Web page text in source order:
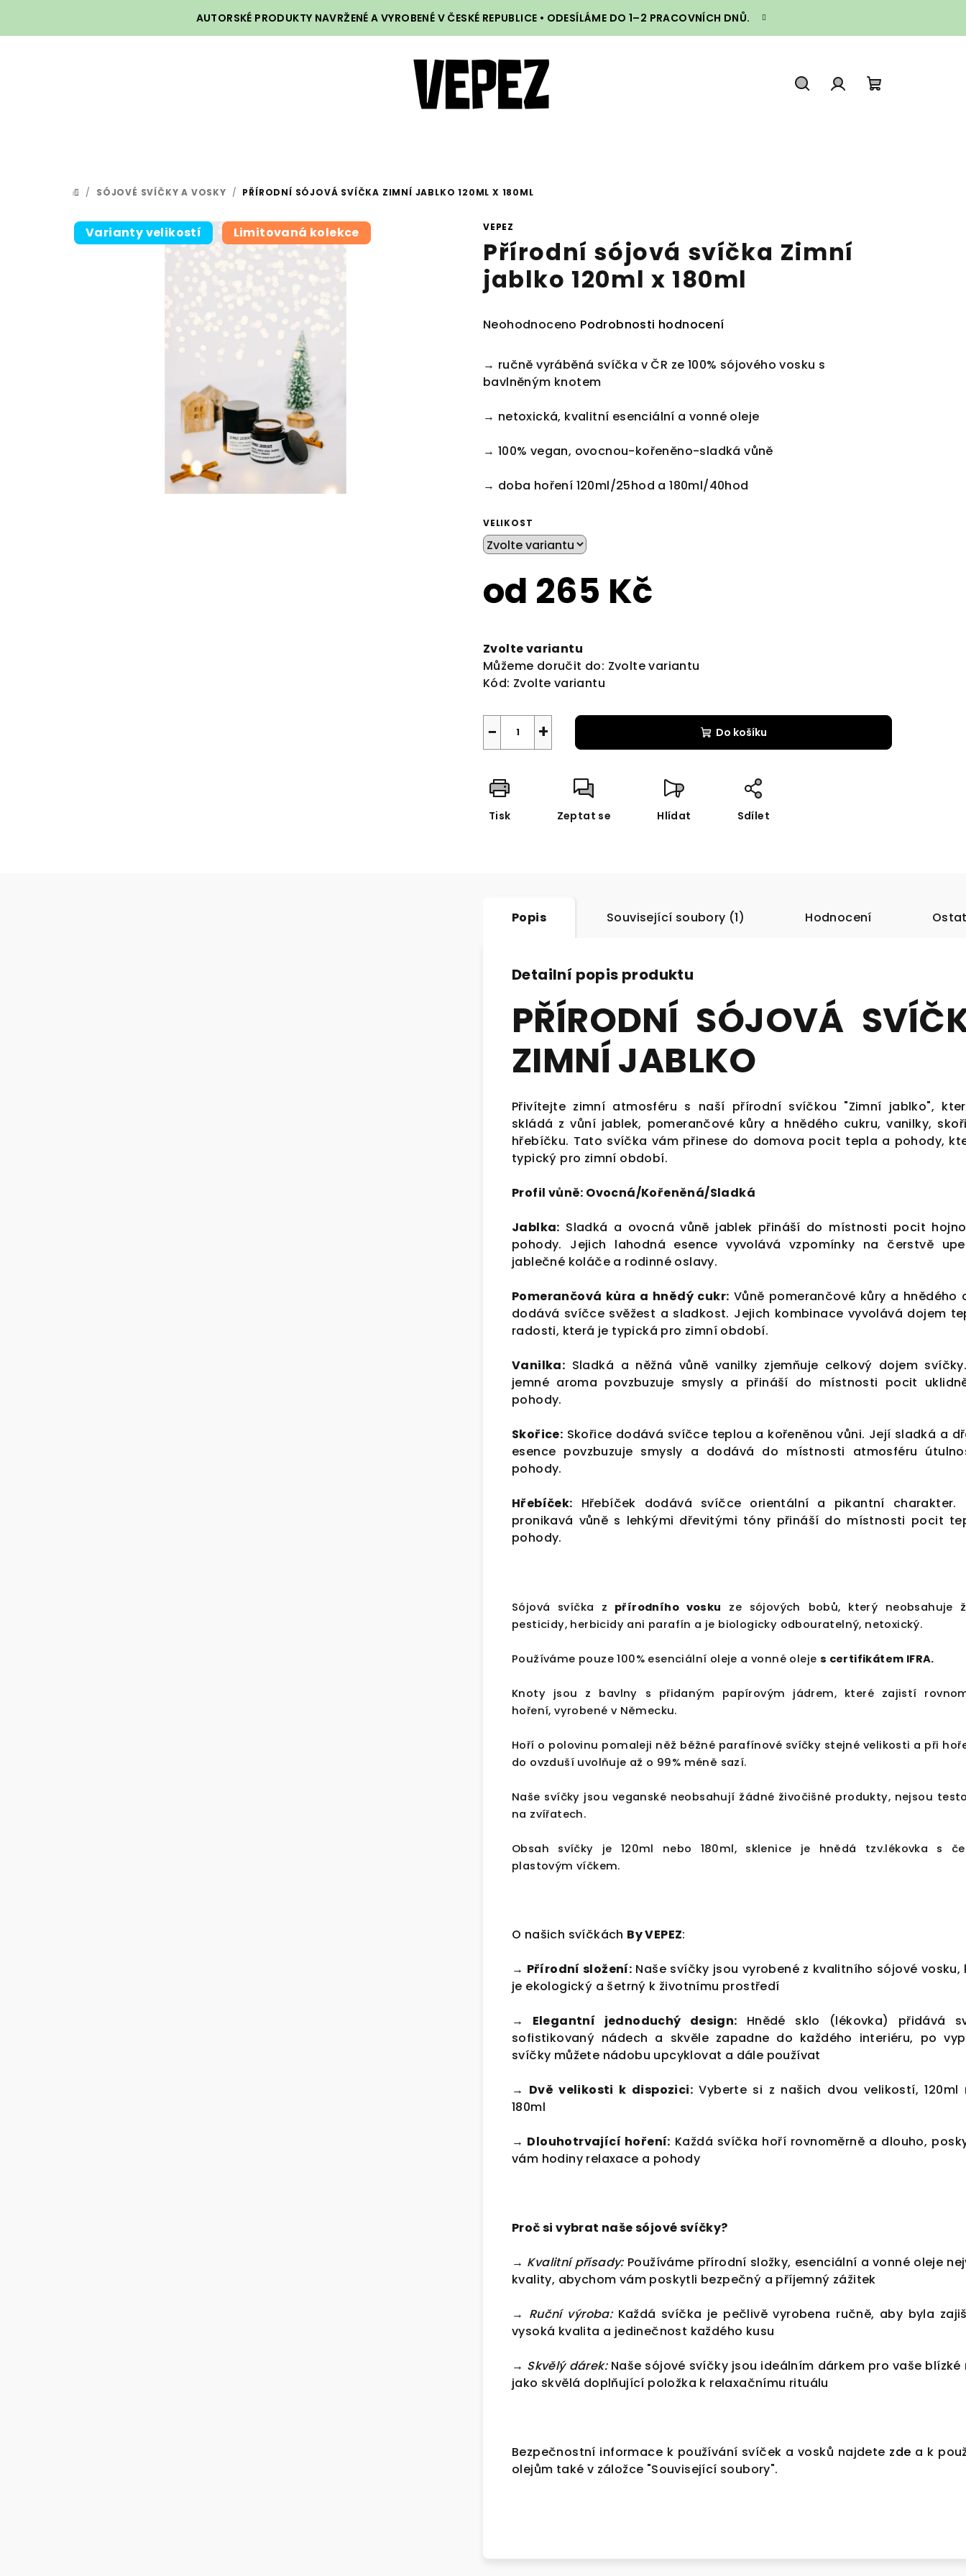
AUTORSKÉ PRODUKTY NAVRŽENÉ A VYROBENÉ V ČESKÉ REPUBLICE • ODESÍLÁME DO 1–2 PRACOVNÍCH DNŮ.
DOMŮ
/ SÓJOVÉ SVÍČKY A VOSKY / PŘÍRODNÍ SÓJOVÁ SVÍČKA ZIMNÍ JABLKO 120ML X 180ML
VEPEZ
Přírodní sójová svíčka Zimní
jablko 120ml x 180ml
Průměrné
produktu
je
hvězdiček.
Neohodnoceno Podrobnosti hodnocení
→ ručně vyráběná svíčka v ČR ze 100% sójového vosku s
bavlněným knotem
→ netoxická, kvalitní esenciální a vonné oleje
→ 100% vegan, ovocnou-kořeněno-sladká vůně
→ doba hoření 120ml/25hod a 180ml/40hod
VELIKOST
od 265 Kč
cena:
Zvolte variantu
Můžeme doručit do: Zvolte variantu
Kód: Zvolte variantu
+
− Do košíku
Tisk Zeptat se Hlídat Sdílet
Varianty velikostí Limitovaná kolekce
Popis Související soubory (1) Hodnocení
Detailní popis produktu
PŘÍRODNÍ SÓJOVÁ
ZIMNÍ JABLKO
Přivítejte zimní atmosféru s naší přírodní svíčkou "Zimní jablko",
skládá z vůní jablek, pomerančové kůry a hnědého cukru, vanilky,
hřebíčku. Tato svíčka vám přinese do domova pocit tepla a pohody,
typický pro zimní období.
Profil vůně: Ovocná/Kořeněná/Sladká
Jablka: Sladká a ovocná vůně jablek přináší do místnosti pocit
pohody. Jejich lahodná esence vyvolává vzpomínky na čerstvě
jablečné koláče a rodinné oslavy.
Pomerančová kůra a hnědý cukr: Vůně pomerančové kůry a hnědého
dodává svíčce svěžest a sladkost. Jejich kombinace vyvolává dojem
radosti, která je typická pro zimní období.
Vanilka: Sladká a něžná vůně vanilky zjemňuje celkový dojem
jemné aroma povzbuzuje smysly a přináší do místnosti pocit
pohody.
Skořice: Skořice dodává svíčce teplou a kořeněnou vůni. Její sladká a
esence povzbuzuje smysly a dodává do místnosti atmosféru
pohody.
Hřebíček: Hřebíček dodává svíčce orientální a pikantní charakter.
pronikavá vůně s lehkými dřevitými tóny přináší do místnosti pocit
pohody.
Sójová svíčka z přírodního vosku ze sójových bobů, který neobsahuje
pesticidy, herbicidy ani parafín a je biologicky odbouratelný, netoxický.
Používáme pouze 100% esenciální oleje a vonné oleje s certifikátem IFRA.
Knoty jsou z bavlny s přidaným papírovým jádrem, které zajistí
hoření, vyrobené v Německu.
Hoří o polovinu pomaleji něž běžné parafínové svíčky stejné velikosti a při
do ovzduší uvolňuje až o 99% méně sazí.
Naše svíčky jsou veganské neobsahují žádné živočišné produkty, nejsou
na zvířatech.
Obsah svíčky je 120ml nebo 180ml, sklenice je hnědá tzv.lékovka s
plastovým víčkem.
O našich svíčkách By VEPEZ:
→ Přírodní složení: Naše svíčky jsou vyrobené z kvalitního sójové vosku,
je ekologický a šetrný k životnímu prostředí
→ Elegantní jednoduchý design: Hnědé sklo (lékovka) přidává
sofistikovaný nádech a skvěle zapadne do každého interiéru, po
svíčky můžete nádobu upcyklovat a dále používat
→ Dvě velikosti k dispozici:Vyberte si z našich dvou velikostí, 120ml
180ml
→ Dlouhotrvající hoření: Každá svíčka hoří rovnoměrně a dlouho,
vám hodiny relaxace a pohody
Proč si vybrat naše sójové svíčky?
→ Kvalitní přísady:Používáme přírodní složky, esenciální a vonné oleje
kvality, abychom vám poskytli bezpečný a příjemný zážitek
→ Ruční výroba:Každá svíčka je pečlivě vyrobena ručně, aby byla
vysoká kvalita a jedinečnost každého kusu
→ Skvělý dárek:Naše sójové svíčky jsou ideálním dárkem pro vaše blízké
jako skvělá doplňující položka k relaxačnímu rituálu
Bezpečnostní informace k používání svíček a vosků najdete zde a k
olejům také v záložce "Související soubory".